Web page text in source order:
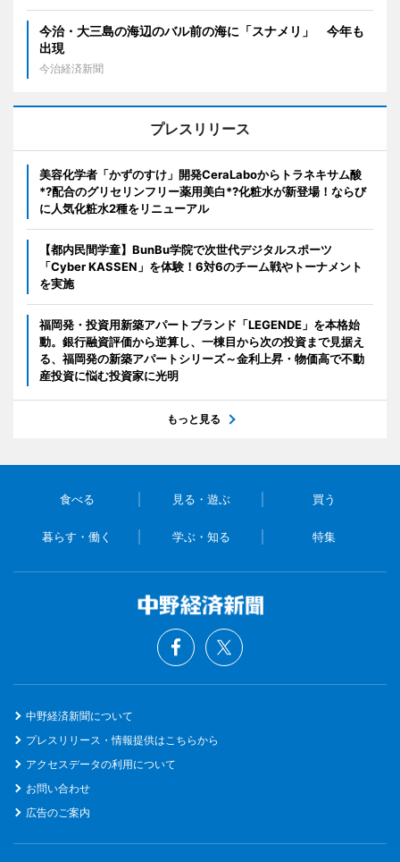
今治・大三島の海辺のバル前の海に「スナメリ」 今年も
出現
今治経済新聞
プレスリリース
美容化学者「かずのすけ」開発CeraLaboからトラネキサム酸
*?配合のグリセリンフリー薬用美白*?化粧水が新登場！ならび
に人気化粧水2種をリニューアル
【都内民間学童】BunBu学院で次世代デジタルスポーツ
「Cyber KASSEN」を体験！6対6のチーム戦やトーナメント
を実施
福岡発・投資用新築アパートブランド「LEGENDE」を本格始
動。銀行融資評価から逆算し、一棟目から次の投資まで見据え
る、福岡発の新築アパートシリーズ～金利上昇・物価高で不動
産投資に悩む投資家に光明
もっと見る
食べる 見る・遊ぶ 買う
暮らす・働く 学ぶ・知る 特集
中野経済新聞について
プレスリリース・情報提供はこちらから
アクセスデータの利用について
お問い合わせ
広告のご案内